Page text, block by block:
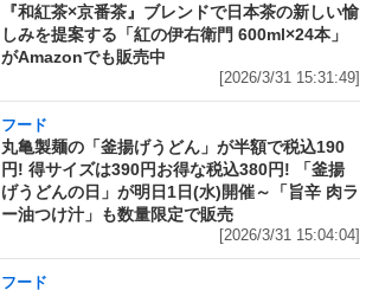
『和紅茶×京番茶』ブレンドで日本茶の新しい愉
しみを提案する「紅の伊右衛門 600ml×24本」
がAmazonでも販売中
[2026/3/31 15:31:49]
フード
丸亀製麺の「釜揚げうどん」が半額で税込190
円! 得サイズは390円お得な税込380円! 「釜揚
げうどんの日」が明日1日(水)開催～「旨辛 肉ラ
ー油つけ汁」も数量限定で販売
[2026/3/31 15:04:04]
フード